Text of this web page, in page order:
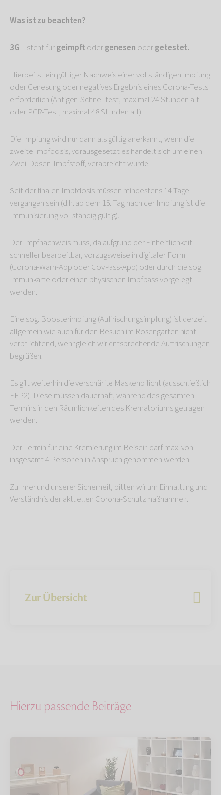
Was ist zu beachten?
3G – steht fürgeimpft odergenesen odergetestet.
Hierbei ist ein gültiger Nachweis einer vollständigen Impfung
oder Genesung oder negatives Ergebnis eines Corona-Tests
erforderlich (Antigen-Schnelltest, maximal 24 Stunden alt
oder PCR-Test, maximal 48 Stunden alt).
Die Impfung wird nur dann als gültig anerkannt, wenn die
zweite Impfdosis, vorausgesetzt es handelt sich um einen
Zwei-Dosen-Impfstoff, verabreicht wurde.
Seit der finalen Impfdosis müssen mindestens 14 Tage
vergangen sein (d.h. ab dem 15. Tag nach der Impfung ist die
Immunisierung vollständig gültig).
Der Impfnachweis muss, da aufgrund der Einheitlichkeit
schneller bearbeitbar, vorzugsweise in digitaler Form
(Corona-Warn-App oder CovPass-App) oder durch die sog.
Immunkarte oder einen physischen Impfpass vorgelegt
werden.
Eine sog. Boosterimpfung (Auffrischungsimpfung) ist derzeit
allgemein wie auch für den Besuch im Rosengarten nicht
verpflichtend, wenngleich wir entsprechende Auffrischungen
begrüßen.
Es gilt weiterhin die verschärfte Maskenpflicht (ausschließlich
FFP2)! Diese müssen dauerhaft, während des gesamten
Termins in den Räumlichkeiten des Krematoriums getragen
werden.
Der Termin für eine Kremierung im Beisein darf max. von
insgesamt 4 Personen in Anspruch genommen werden.
Zu Ihrer und unserer Sicherheit, bitten wir um Einhaltung und
Verständnis der aktuellen Corona-Schutzmaßnahmen.
Zur Übersicht
Hierzu passende Beiträge